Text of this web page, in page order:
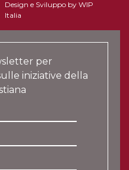
Design e Sviluppo by WIP
Italia
per
iniziative della